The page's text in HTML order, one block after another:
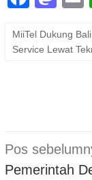
MiiTel Dukung
Service Lewat
Navigasi
pos
Pos
Pemerintah